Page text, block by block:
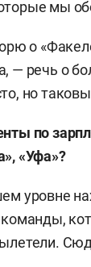
мы
о
— речь о
но
по
«Уфа»?
уровне